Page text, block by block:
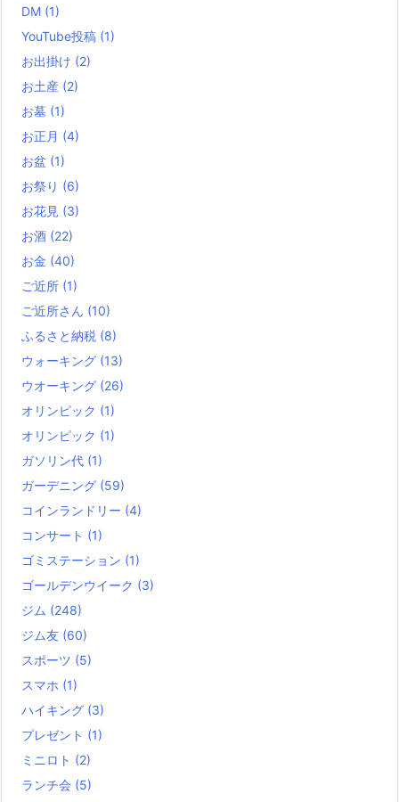
DM (1)
YouTube投稿 (1)
お出掛け (2)
お土産 (2)
お墓 (1)
お正月 (4)
お盆 (1)
お祭り (6)
お花見 (3)
お酒 (22)
お金 (40)
ご近所 (1)
ご近所さん (10)
ふるさと納税 (8)
ウォーキング (13)
ウオーキング (26)
オリンピック (1)
オリンピック (1)
ガソリン代 (1)
ガーデニング (59)
コインランドリー (4)
コンサート (1)
ゴミステーション (1)
ゴールデンウイーク (3)
ジム (248)
ジム友 (60)
スポーツ (5)
スマホ (1)
ハイキング (3)
プレゼント (1)
ミニロト (2)
ランチ会 (5)